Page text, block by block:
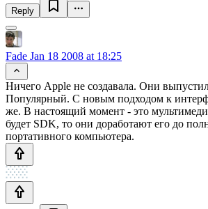
Reply
Fade Jan 18 2008 at 18:25
Ничего Apple не создавала. Они
Популярный. С новым подходом к
же. В настоящий момент - это
будет SDK, то они доработают его до
портативного компьютера.